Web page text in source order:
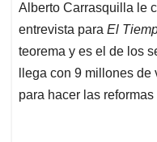
Alberto Carrasquilla le
entrevista para El
teorema y es el de los
llega con 9 millones
para hacer las reformas